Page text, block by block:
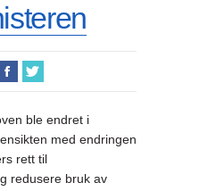
ble endret i
med endringen
rett til
redusere bruk av